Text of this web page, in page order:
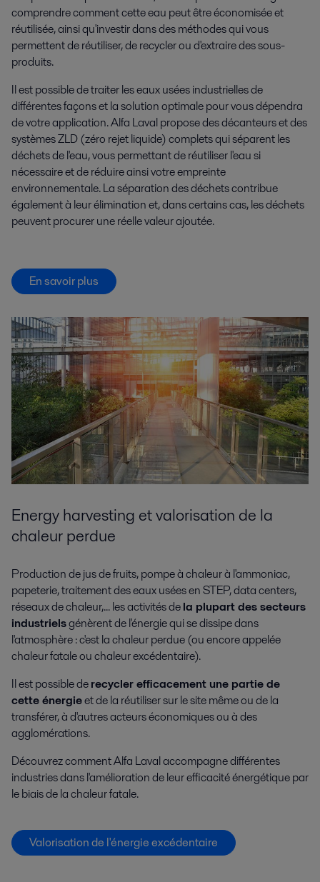
comprendre comment cette eau peut être économisée et
réutilisée, ainsi qu'investir dans des méthodes qui vous
permettent de réutiliser, de recycler ou d'extraire des sous-
produits.
Il est possible de traiter les eaux usées industrielles de
différentes façons et la solution optimale pour vous dépendra
de votre application. Alfa Laval propose des décanteurs et des
systèmes ZLD (zéro rejet liquide) complets qui séparent les
déchets de l'eau, vous permettant de réutiliser l'eau si
nécessaire et de réduire ainsi votre empreinte
environnementale. La séparation des déchets contribue
également à leur élimination et, dans certains cas, les déchets
peuvent procurer une réelle valeur ajoutée.
En savoir plus
Energy harvesting et valorisation de la
chaleur perdue
Production de jus de fruits, pompe à chaleur à l'ammoniac,
papeterie, traitement des eaux usées en STEP, data centers,
réseaux de chaleur,... les activités dela plupart des secteurs
industrielsgénèrent de l'énergie qui se dissipe dans
l'atmosphère : c'est la chaleur perdue (ou encore appelée
chaleur fatale ou chaleur excédentaire).
Il est possible derecycler efficacement une partie de
cette énergieet de la réutiliser sur le site même ou de la
transférer, à d'autres acteurs économiques ou à des
agglomérations.
Découvrez comment Alfa Laval accompagne différentes
industries dans l'amélioration de leur efficacité énergétique par
le biais de la chaleur fatale.
Valorisation de l'énergie excédentaire